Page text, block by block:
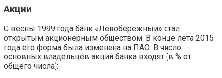
Акции
С весны 1999 года банк «Левобережный» стал
открытым акционерным обществом. В конце лета 2015
года его форма была изменена на ПАО. В число
основных владельцев акций банка входят (в % от
общего числа):